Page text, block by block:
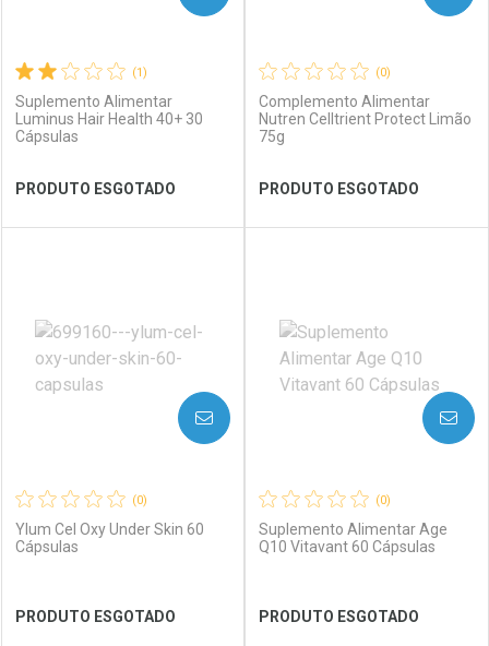
Ver Desconto Convênio Ver Desconto Convênio
(1)
Suplemento Alimentar
Luminus Hair Health 40+ 30
Cápsulas
PRODUTO ESGOTADO
Laboratório
Ver Desconto Convênio
Por Menos
(0)
Complemento Alimentar
Nutren Celltrient Protect Limão
75g
PRODUTO ESGOTADO
Laboratório
Ver Desconto Convênio
Por Menos
(0)
Ylum Cel Oxy Under Skin 60
Cápsulas
PRODUTO ESGOTADO
AVISE-ME
(0)
Suplemento Alimentar Age
Q10 Vitavant 60 Cápsulas
PRODUTO ESGOTADO
AVISE-ME